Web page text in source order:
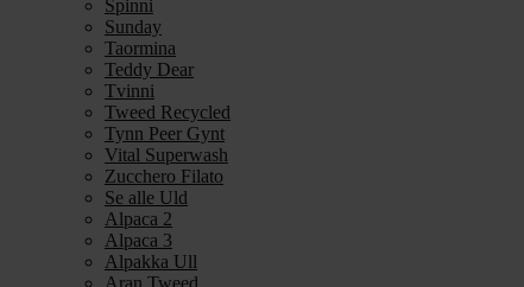
Spinni
Sunday
Taormina
Teddy Dear
Tvinni
Tweed Recycled
Tynn Peer Gynt
Vital Superwash
Zucchero Filato
Se alle Uld
Alpaca 2
Alpaca 3
Alpakka Ull
Aran Tweed